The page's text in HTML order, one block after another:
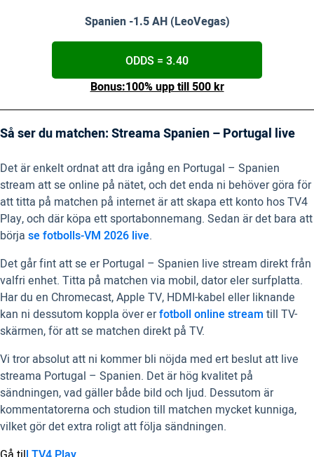
Spanien -1.5 AH (LeoVegas)
ODDS = 3.40
Bonus:100% upp till 500 kr
Så ser du matchen: Streama Spanien – Portugal live
Det är enkelt ordnat att dra igång en Portugal – Spanien
stream att se online på nätet, och det enda ni behöver göra för
att titta på matchen på internet är att skapa ett konto hos TV4
Play, och där köpa ett sportabonnemang. Sedan är det bara att
börja se fotbolls-VM 2026 live.
Det går fint att se er Portugal – Spanien live stream direkt från
valfri enhet. Titta på matchen via mobil, dator eler surfplatta.
Har du en Chromecast, Apple TV, HDMI-kabel eller liknande
kan ni dessutom koppla över erfotboll online stream till TV-
skärmen, för att se matchen direkt på TV.
Vi tror absolut att ni kommer bli nöjda med ert beslut att live
streama Portugal – Spanien. Det är hög kvalitet på
sändningen, vad gäller både bild och ljud. Dessutom är
kommentatorerna och studion till matchen mycket kunniga,
vilket gör det extra roligt att följa sändningen.